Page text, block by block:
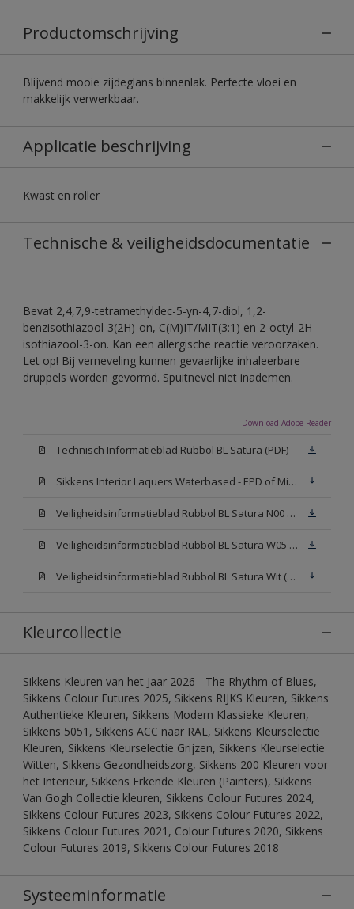
Productomschrijving
Blijvend mooie zijdeglans binnenlak. Perfecte vloei en
makkelijk verwerkbaar.
Applicatie beschrijving
Kwast en roller
Technische & veiligheidsdocumentatie
Bevat 2,4,7,9-tetramethyldec-5-yn-4,7-diol, 1,2-
benzisothiazool-3(2H)-on, C(M)IT/MIT(3:1) en 2-octyl-2H-
isothiazool-3-on. Kan een allergische reactie veroorzaken.
Let op! Bij verneveling kunnen gevaarlijke inhaleerbare
druppels worden gevormd. Spuitnevel niet inademen.
Download Adobe Reader
Technisch Informatieblad Rubbol BL Satura (PDF)
Sikkens Interior Laquers Waterbased - EPD of Milieuproductverklaring
Veiligheidsinformatieblad Rubbol BL Satura N00 (MSDS)
Veiligheidsinformatieblad Rubbol BL Satura W05 (MSDS)
Veiligheidsinformatieblad Rubbol BL Satura Wit (MSDS)
Kleurcollectie
Sikkens Kleuren van het Jaar 2026 - The Rhythm of Blues,
Sikkens Colour Futures 2025, Sikkens RIJKS Kleuren, Sikkens
Authentieke Kleuren, Sikkens Modern Klassieke Kleuren,
Sikkens 5051, Sikkens ACC naar RAL, Sikkens Kleurselectie
Kleuren, Sikkens Kleurselectie Grijzen, Sikkens Kleurselectie
Witten, Sikkens Gezondheidszorg, Sikkens 200 Kleuren voor
het Interieur, Sikkens Erkende Kleuren (Painters), Sikkens
Van Gogh Collectie kleuren, Sikkens Colour Futures 2024,
Sikkens Colour Futures 2023, Sikkens Colour Futures 2022,
Sikkens Colour Futures 2021, Colour Futures 2020, Sikkens
Colour Futures 2019, Sikkens Colour Futures 2018
Systeeminformatie